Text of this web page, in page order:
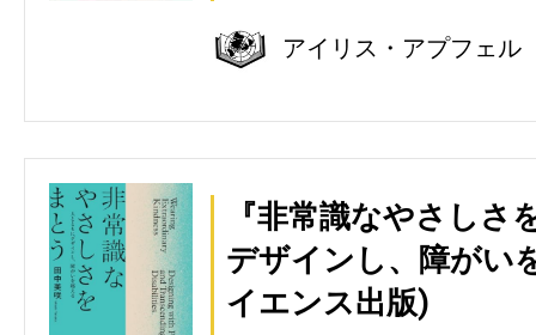
アイリス・アプフェル
『非常識なやさし
デザインし、障がい
イエンス出版)